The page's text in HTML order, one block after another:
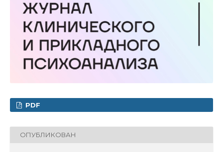
PDF
ОПУБЛИКОВАН